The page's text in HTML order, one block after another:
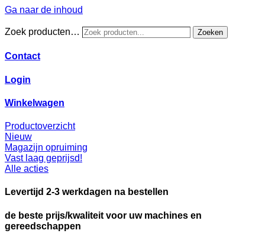
Ga naar de inhoud
Zoek producten… Zoeken
Contact
Login
Winkelwagen
Productoverzicht
Nieuw
Magazijn opruiming
Vast laag geprijsd!
Alle acties
Levertijd 2-3 werkdagen na bestellen
de beste prijs/kwaliteit voor uw machines en
gereedschappen